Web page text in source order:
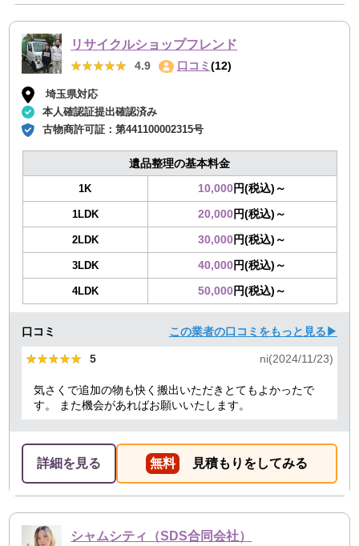
リサイクルショップフレンド
★★★★★
★★★★★ 4.9 口コミ (12)
埼玉県対応
本人確認証提出確認済み
古物商許可証：第441100002315号
遺品整理の基本料金
1K 10,000円(税込)～
1LDK 20,000円(税込)～
2LDK 30,000円(税込)～
3LDK 40,000円(税込)～
4LDK 50,000円(税込)～
口コミ この業者の口コミをもっと見る▶
★★★★★
★★★★★ 5 ni(2024/11/23)
気さくで追加の物も快く搬出いただきとてもよかったで
す。 また機会があればお願いいたします。
詳細を見る 無料 見積もりをしてみる
シャムシティ（SDS合同会社）